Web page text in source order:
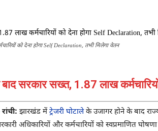
को देना होगा Self Declaration, तभी मिलेगा वेतन
सरकार सख्त, 1.87 लाख कर्मचारियों
रांची: झारखंड मेंट्रेजरी घोटालेके उजागर होने के बाद
अधिकारियों और कर्मचारियों को स्वप्रमाणित घोषणा